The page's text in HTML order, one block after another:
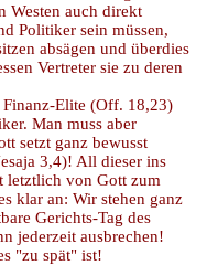
Westen auch direkt
Politiker sein müssen,
absägen und überdies
Vertreter sie zu deren
Finanz-Elite (Off. 18,23)
Man muss aber
setzt ganz bewusst
3,4)! All dieser ins
letztlich von Gott zum
klar an: Wir stehen ganz
Gerichts-Tag des
jederzeit ausbrechen!
"zu spät" ist!